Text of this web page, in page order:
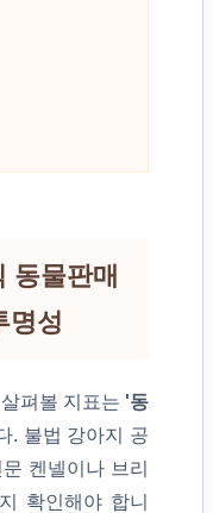
동물판매
명성
펴볼 지표는 '동
. 불법 강아지 공
켄넬이나 브리
확인해야 합니